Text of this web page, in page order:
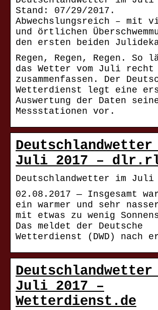
Stand: 07/29/2017.
Abwechslungsreich – mit
und örtlichen
den ersten beiden
Regen, Regen, Regen. So
das Wetter vom Juli recht
zusammenfassen. Der
Wetterdienst legt eine
Auswertung der Daten
Messstationen vor.
Deutschlandwetter
Juli 2017 –
Deutschlandwetter im Juli
02.08.2017 — Insgesamt
ein warmer und sehr
mit etwas zu wenig
Das meldet der Deutsche
Wetterdienst (DWD) nach
Deutschlandwetter
Juli 2017 –
Wetterdienst.de